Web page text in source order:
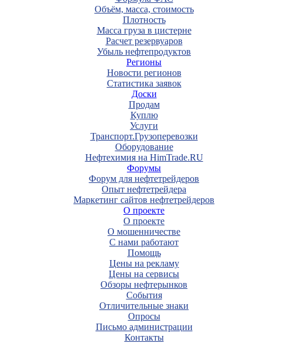
Объём, масса, стоимость
Плотность
Масса груза в цистерне
Расчет резервуаров
Убыль нефтепродуктов
Регионы
Новости регионов
Статистика заявок
Доски
Продам
Куплю
Услуги
Транспорт.Грузоперевозки
Оборудование
Нефтехимия на HimTrade.RU
Форумы
Форум для нефтетрейдеров
Опыт нефтетрейдера
Маркетинг сайтов нефтетрейдеров
О проекте
О проекте
О мошенничестве
С нами работают
Помощь
Цены на рекламу
Цены на сервисы
Обзоры нефтерынков
События
Отличительные знаки
Опросы
Письмо администрации
Контакты